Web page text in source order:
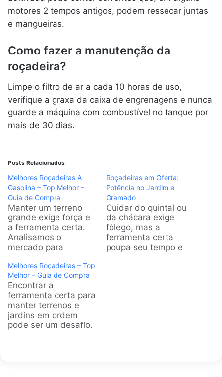
motores 2 tempos antigos, podem ressecar juntas
e mangueiras.
Como fazer a manutenção da
roçadeira?
Limpe o filtro de ar a cada 10 horas de uso,
verifique a graxa da caixa de engrenagens e nunca
guarde a máquina com combustível no tanque por
mais de 30 dias.
Posts Relacionados
Melhores Roçadeiras A
Gasolina – Top Melhor –
Guia de Compra
Manter um terreno
grande exige força e
a ferramenta certa.
Analisamos o
mercado para
melhores opções de
roçadeiras a gasolina.
Este guia apresenta
modelos robustos e
eficientes, ideais para
diferentes
necessidades,
Roçadeiras em Oferta:
Potência no Jardim e
Gramado
Cuidar do quintal ou
da chácara exige
fôlego, mas a
ferramenta certa
poupa seu tempo e
Melhores Roçadeiras – Top
Melhor – Guia de Compra
Encontrar a
ferramenta certa para
manter terrenos e
jardins em ordem
pode ser um desafio.
mercado brasileiro,